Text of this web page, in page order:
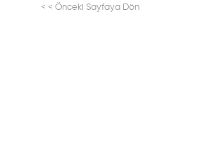
< < Önceki Sayfaya Dön